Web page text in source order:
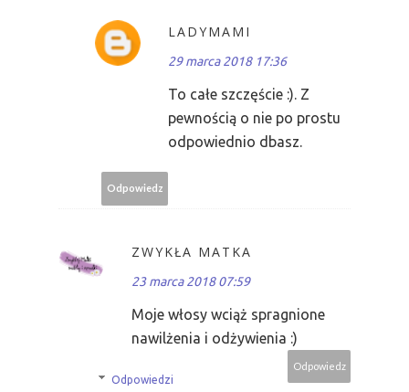
LADYMAMI
29 marca 2018 17:36
To całe szczęście :). Z
pewnością o nie po prostu
odpowiednio dbasz.
Odpowiedz
ZWYKŁA MATKA
23 marca 2018 07:59
Moje włosy wciąż spragnione
nawilżenia i odżywienia :)
Odpowiedz
Odpowiedzi